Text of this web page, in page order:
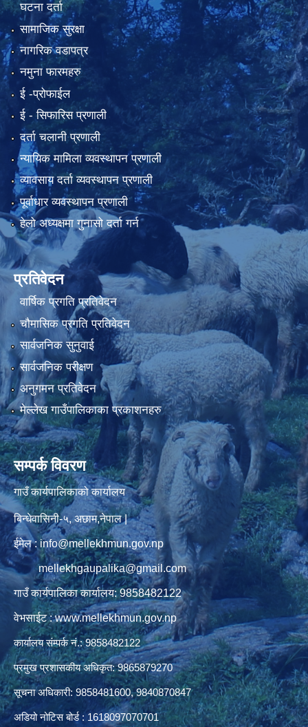
घटना दर्ता
सामाजिक सुरक्षा
नागरिक वडापत्र
नमुना फारमहरु
ई -प्रोफाईल
ई‍ - सिफारिस प्रणाली
दर्ता चलानी प्रणाली
न्यायिक मामिला व्यवस्थापन प्रणाली
व्यावसाय दर्ता व्यवस्थापन प्रणाली
पूर्वाधार व्यवस्थापन प्रणाली
हेलो अध्यक्षमा गुनासो दर्ता गर्न
प्रतिवेदन
वार्षिक प्रगति प्रतिवेदन
चौमासिक प्रगति प्रतिवेदन
सार्वजनिक सुनुवाई
सार्वजनिक परीक्षण
अनुगमन प्रतिवेदन
मेल्लेख गाउँपालिकाका प्रकाशनहरु
सम्पर्क विवरण
गाउँ कार्यपालिकाको कार्यालय
बिन्धेवासिनी-५, अछाम,नेपाल |
ईमेल : info@mellekhmun.gov.np
mellekhgaupalika@gmail.com
गाउँ कार्यपालिका कार्यालय: 9858482122
वेभसाईट : www.mellekhmun.gov.np
कार्यालय संम्पर्क नं.: 9858482122
प्रमुख प्रशासकीय अधिकृत: 9865879270
सूचना अधिकारी: 9858481600, 9840870847
अडियो नोटिस बोर्ड : 1618097070701